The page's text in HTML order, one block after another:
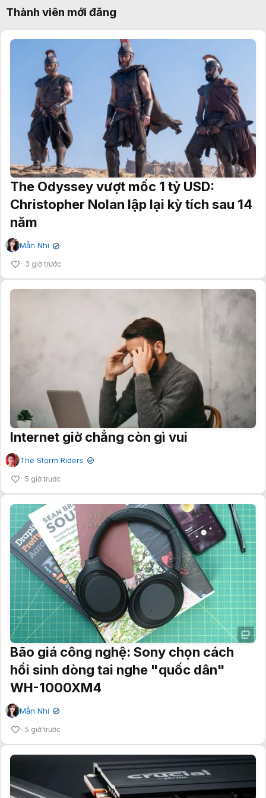
Thành viên mới đăng
The Odyssey vượt mốc 1 tỷ USD:
Christopher Nolan lập lại kỳ tích sau 14
năm
Mẫn Nhi ✔
3 giờ trước
Internet giờ chẳng còn gì vui
The Storm Riders ✔
5 giờ trước
Bão giá công nghệ: Sony chọn cách
hồi sinh dòng tai nghe "quốc dân"
WH-1000XM4
Mẫn Nhi ✔
5 giờ trước